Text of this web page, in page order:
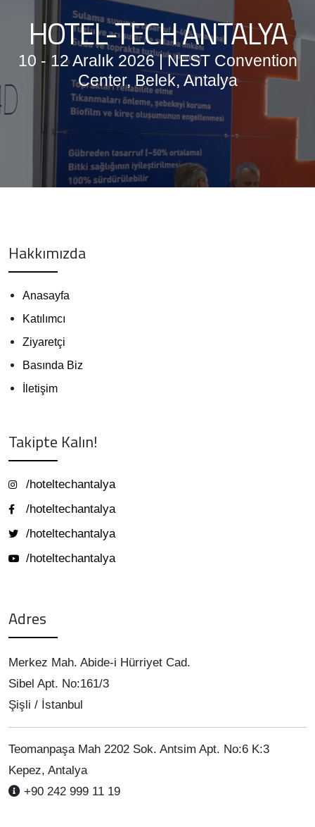
HOTEL-TECH ANTALYA
10 - 12 Aralık 2026 | NEST Convention
Center, Belek, Antalya
Hakkımızda
Anasayfa
Katılımcı
Ziyaretçi
Basında Biz
İletişim
Takipte Kalın!
/hoteltechantalya
/hoteltechantalya
/hoteltechantalya
/hoteltechantalya
Adres
Merkez Mah. Abide-i Hürriyet Cad.
Sibel Apt. No:161/3
Şişli / İstanbul
Teomanpaşa Mah 2202 Sok. Antsim Apt. No:6 K:3
Kepez, Antalya
+90 242 999 11 19